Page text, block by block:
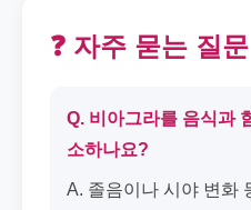
❓ 자주 묻는 질문
Q. 비아그라를 음식과
소하나요?
A. 졸음이나 시야 변화